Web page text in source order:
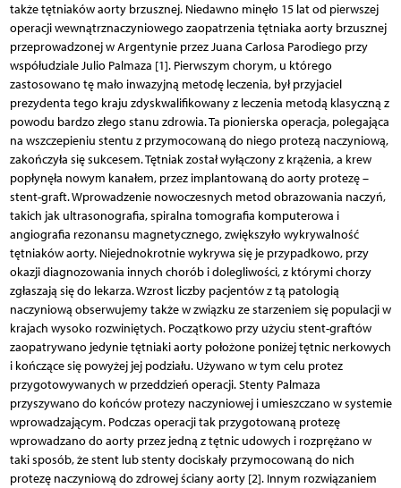
także tętniaków aorty brzusznej. Niedawno minęło 15 lat od pierwszej
operacji wewnątrznaczyniowego zaopatrzenia tętniaka aorty brzusznej
przeprowadzonej w Argentynie przez Juana Carlosa Parodiego przy
współudziale Julio Palmaza [1]. Pierwszym chorym, u którego
zastosowano tę mało inwazyjną metodę leczenia, był przyjaciel
prezydenta tego kraju zdyskwalifikowany z leczenia metodą klasyczną z
powodu bardzo złego stanu zdrowia. Ta pionierska operacja, polegająca
na wszczepieniu stentu z przymocowaną do niego protezą naczyniową,
zakończyła się sukcesem. Tętniak został wyłączony z krążenia, a krew
popłynęła nowym kanałem, przez implantowaną do aorty protezę –
stent-graft. Wprowadzenie nowoczesnych metod obrazowania naczyń,
takich jak ultrasonografia, spiralna tomografia komputerowa i
angiografia rezonansu magnetycznego, zwiększyło wykrywalność
tętniaków aorty. Niejednokrotnie wykrywa się je przypadkowo, przy
okazji diagnozowania innych chorób i dolegliwości, z którymi chorzy
zgłaszają się do lekarza. Wzrost liczby pacjentów z tą patologią
naczyniową obserwujemy także w związku ze starzeniem się populacji w
krajach wysoko rozwiniętych. Początkowo przy użyciu stent-graftów
zaopatrywano jedynie tętniaki aorty położone poniżej tętnic nerkowych
i kończące się powyżej jej podziału. Używano w tym celu protez
przygotowywanych w przeddzień operacji. Stenty Palmaza
przyszywano do końców protezy naczyniowej i umieszczano w systemie
wprowadzającym. Podczas operacji tak przygotowaną protezę
wprowadzano do aorty przez jedną z tętnic udowych i rozprężano w
taki sposób, że stent lub stenty dociskały przymocowaną do nich
protezę naczyniową do zdrowej ściany aorty [2]. Innym rozwiązaniem